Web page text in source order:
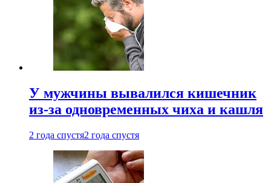
У мужчины вывалился кишечник
из-за одновременных чиха и кашля
2 года спустя2 года спустя